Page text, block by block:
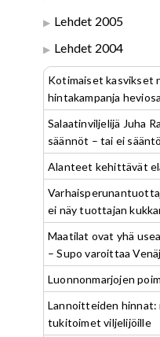
Lehdet 2005
Lehdet 2004
Kotimaiset kasvikset
hintakampanja
Salaatinviljelijä Juha
säännöt – tai ei
Alanteet kehittävät
ei näy tuottajan
Maatilat ovat yhä
– Supo varoittaa
Luonnonmarjojen
Lannoitteiden hinnat:
tukitoimet viljelijöille